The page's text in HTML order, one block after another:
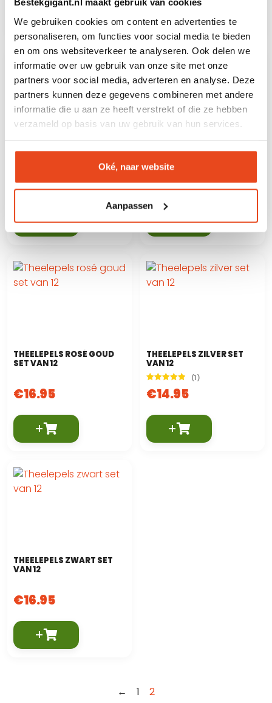
We gebruiken cookies om content en advertenties te
personaliseren, om functies voor social media te bieden
en om ons websiteverkeer te analyseren. Ook delen we
informatie over uw gebruik van onze site met onze
partners voor social media, adverteren en analyse. Deze
partners kunnen deze gegevens combineren met andere
informatie die u aan ze heeft verstrekt of die ze hebben
verzameld op basis van uw gebruik van hun services.
Oké, naar website
Aanpassen
+ +
THEELEPELS GOUD SET
€16.95
+
THEELEPELS REGENBOOG
€16.95
+
THEELEPELS ROSÉ GOUD
SET VAN 12
€16.95
+
THEELEPELS ZILVER SET
VAN 12
Gewaardeerd
5.00
(1)
€14.95
+
THEELEPELS ZWART SET
VAN 12
€16.95
+
← 1 2